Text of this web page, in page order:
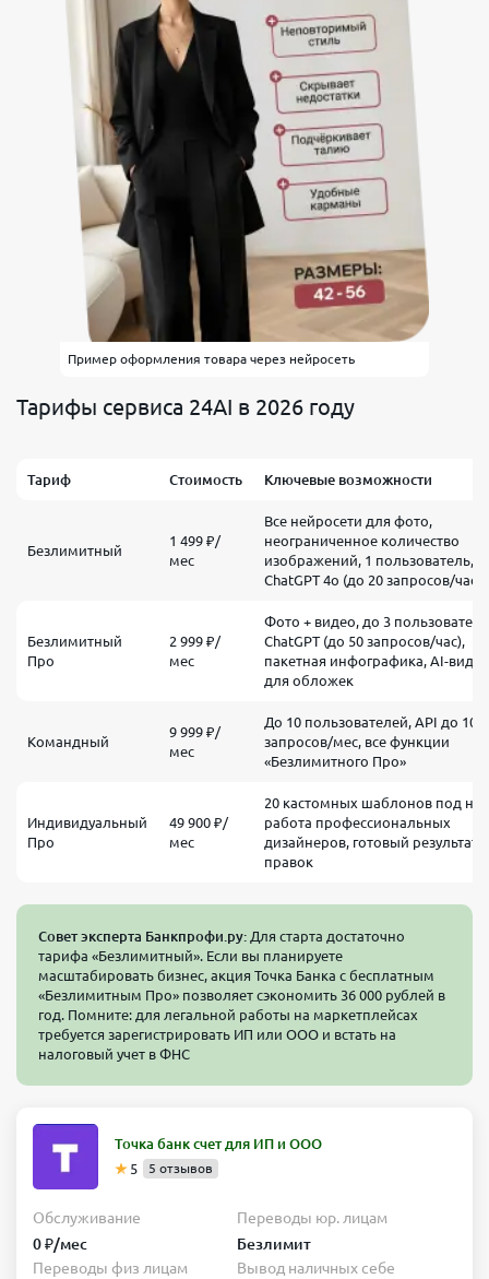
Пример оформления товара через нейросеть
Тарифы сервиса 24AI в 2026 году
Тариф Стоимость Ключевые возможности
Безлимитный
1 499 ₽/
мес
Все нейросети для фото,
неограниченное количество
изображений, 1 пользователь,
ChatGPT 4o (до 20 запросов/час)
Безлимитный
Про
2 999 ₽/
мес
Фото + видео, до 3
ChatGPT (до 50 запросов/час),
пакетная инфографика, AI-видео
для обложек
Командный
9 999 ₽/
мес
До 10 пользователей, API до 10
запросов/мес, все функции
«Безлимитного Про»
Индивидуальный
Про
49 900 ₽/
мес
20 кастомных шаблонов под
работа профессиональных
дизайнеров, готовый результат
правок
Совет эксперта Банкпрофи.ру: Для старта достаточно
тарифа «Безлимитный». Если вы планируете
масштабировать бизнес, акция Точка Банка с бесплатным
«Безлимитным Про» позволяет сэкономить 36 000 рублей в
год. Помните: для легальной работы на маркетплейсах
требуется зарегистрировать ИП или ООО и встать на
налоговый учет в ФНС
Точка банк счет для ИП и ООО
5
5 отзывов
Обслуживание
0 ₽/мес
Переводы юр. лицам
Безлимит
Переводы физ лицам
Вывод наличных себе